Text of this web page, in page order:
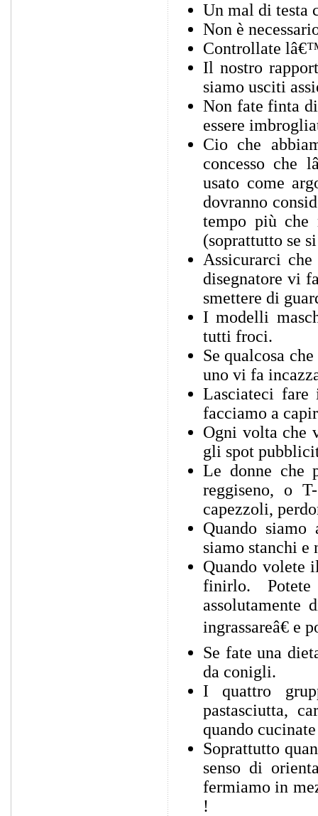
Un mal di testa
Non è
Controllate
Il nostro
siamo usciti
Non fate finta
essere
Cio che
concesso che
usato come
dovranno
tempo più che
(soprattutto se
Assicurarci
disegnatore vi
smettere di
I modelli
tutti froci.
Se qualcosa
uno vi fa
Lasciateci fare
facciamo a
Ogni volta che
gli spot
Le donne che
reggiseno, o
capezzoli,
Quando
siamo stanchi
Quando volete
finirlo.
ingrassareâ€ e
Se fate una
da conigli.
I quattro
pastasciutta,
quando
Soprattutto
senso di
fermiamo in
!